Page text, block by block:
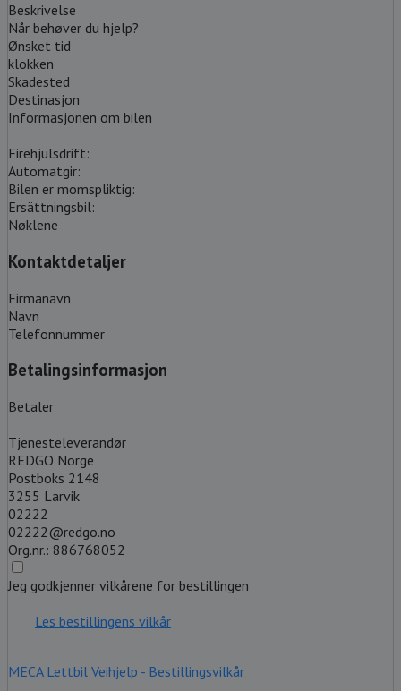
Beskrivelse
Når behøver du hjelp?
Ønsket tid
klokken
Skadested
Destinasjon
Informasjonen om bilen
Firehjulsdrift:
Automatgir:
Bilen er momspliktig:
Ersättningsbil:
Nøklene
Kontaktdetaljer
Firmanavn
Navn
Telefonnummer
Betalingsinformasjon
Betaler
Tjenesteleverandør
REDGO Norge
Postboks 2148
3255 Larvik
02222
02222@redgo.no
Org.nr.: 886768052
Jeg godkjenner vilkårene for bestillingen
Les bestillingens vilkår
MECA Lettbil Veihjelp - Bestillingsvilkår